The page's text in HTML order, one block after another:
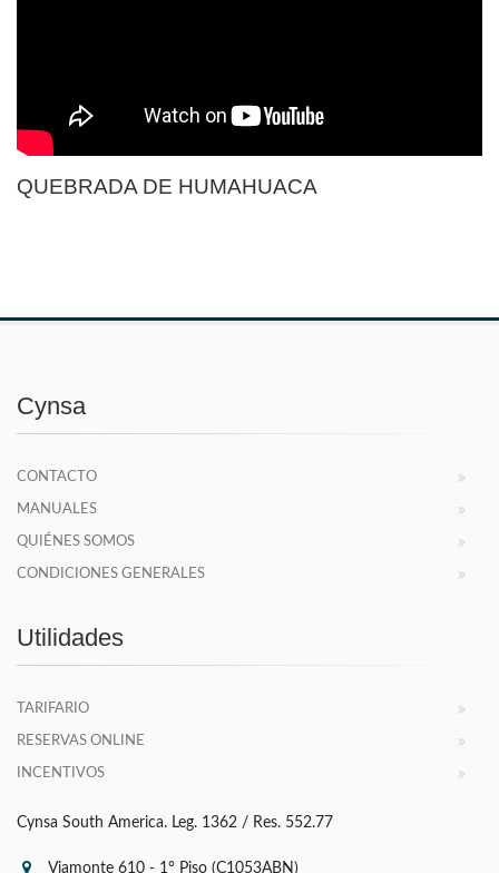
QUEBRADA DE HUMAHUACA
Cynsa
CONTACTO
MANUALES
QUIÉNES SOMOS
CONDICIONES GENERALES
Utilidades
TARIFARIO
RESERVAS ONLINE
INCENTIVOS
Cynsa South America. Leg. 1362 / Res. 552.77
Viamonte 610 - 1° Piso (C1053ABN)